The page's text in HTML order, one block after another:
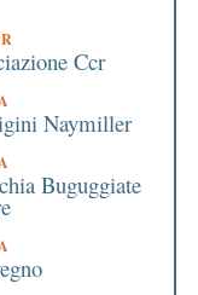
Ccr
Naymiller
Buguggiate